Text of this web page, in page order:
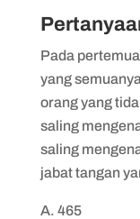
Pada
yang
orang yang
saling
saling
jabat tangan
A. 465